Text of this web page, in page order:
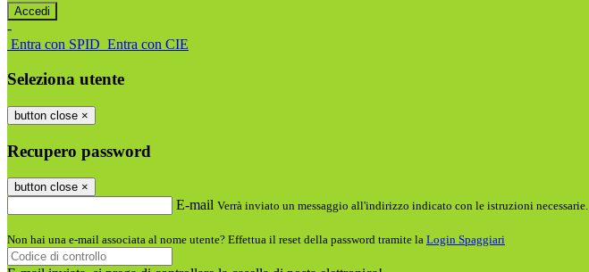
-
Entra con SPID Entra con CIE
Seleziona utente
button close ×
Recupero password
button close ×
E-mail Verrà inviato un messaggio all'indirizzo indicato con le istruzioni necessarie.
Non hai una e-mail associata al nome utente? Effettua il reset della password tramite la Login Spaggiari